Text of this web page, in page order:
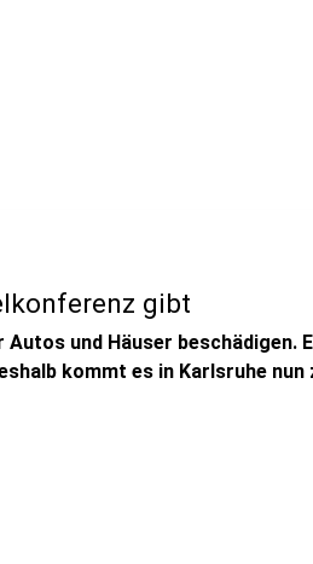
gibt
und Häuser beschädigen.
kommt es in Karlsruhe nun